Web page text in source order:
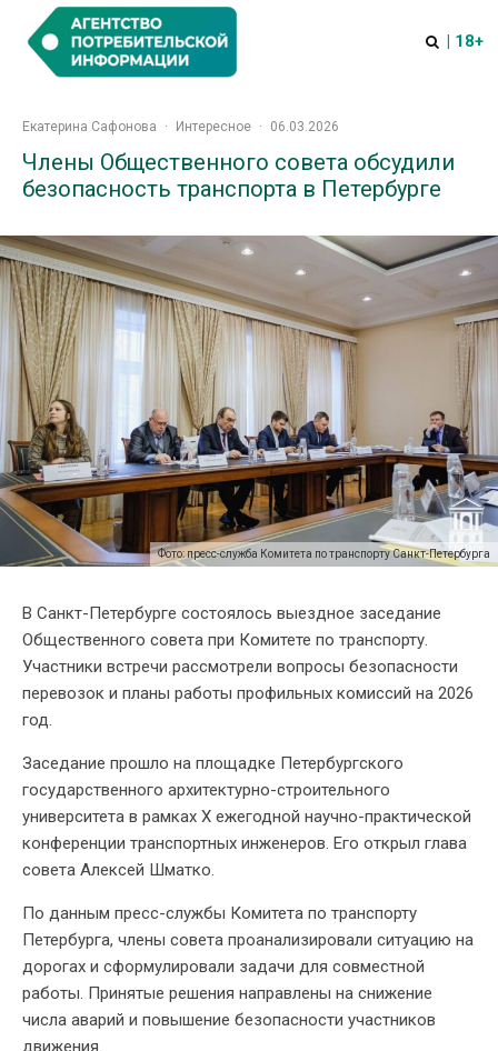
| 18+
Екатерина Сафонова · Интересное · 06.03.2026
Члены Общественного совета обсудили
безопасность транспорта в Петербурге
Фото: пресс-служба Комитета по транспорту Санкт-Петербурга
В Санкт-Петербурге состоялось выездное заседание
Общественного совета при Комитете по транспорту.
Участники встречи рассмотрели вопросы безопасности
перевозок и планы работы профильных комиссий на 2026
год.
Заседание прошло на площадке Петербургского
государственного архитектурно-строительного
университета в рамках X ежегодной научно-практической
конференции транспортных инженеров. Его открыл глава
совета Алексей Шматко.
По данным пресс-службы Комитета по транспорту
Петербурга, члены совета проанализировали ситуацию на
дорогах и сформулировали задачи для совместной
работы. Принятые решения направлены на снижение
числа аварий и повышение безопасности участников